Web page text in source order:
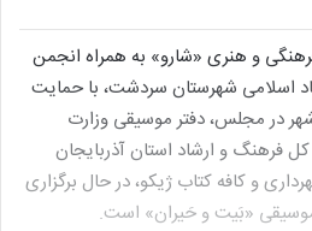
و هنری «شارو» به همراه انجمن
اسلامی شهرستان سردشت، با حمایت
در مجلس، دفتر موسیقی وزارت
فرهنگ و ارشاد استان آذربایجان
و کافه کتاب ژیکو، در حال برگزاری
«بَیت و حَیران» است.